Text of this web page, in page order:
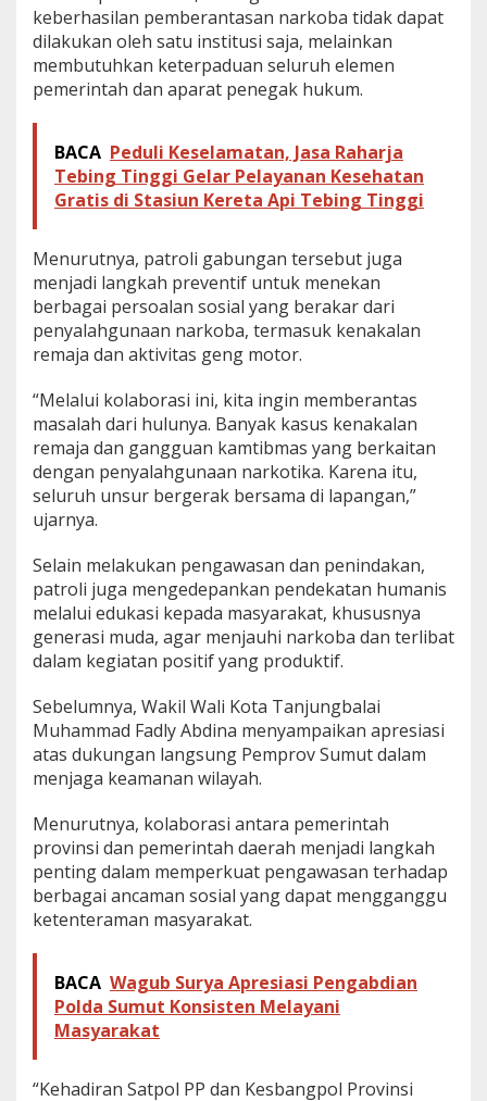
keberhasilan pemberantasan narkoba tidak dapat
dilakukan oleh satu institusi saja, melainkan
membutuhkan keterpaduan seluruh elemen
pemerintah dan aparat penegak hukum.
BACA Peduli Keselamatan, Jasa Raharja
Tebing Tinggi Gelar Pelayanan Kesehatan
Gratis di Stasiun Kereta Api Tebing Tinggi
Menurutnya, patroli gabungan tersebut juga
menjadi langkah preventif untuk menekan
berbagai persoalan sosial yang berakar dari
penyalahgunaan narkoba, termasuk kenakalan
remaja dan aktivitas geng motor.
“Melalui kolaborasi ini, kita ingin memberantas
masalah dari hulunya. Banyak kasus kenakalan
remaja dan gangguan kamtibmas yang berkaitan
dengan penyalahgunaan narkotika. Karena itu,
seluruh unsur bergerak bersama di lapangan,”
ujarnya.
Selain melakukan pengawasan dan penindakan,
patroli juga mengedepankan pendekatan humanis
melalui edukasi kepada masyarakat, khususnya
generasi muda, agar menjauhi narkoba dan terlibat
dalam kegiatan positif yang produktif.
Sebelumnya, Wakil Wali Kota Tanjungbalai
Muhammad Fadly Abdina menyampaikan apresiasi
atas dukungan langsung Pemprov Sumut dalam
menjaga keamanan wilayah.
Menurutnya, kolaborasi antara pemerintah
provinsi dan pemerintah daerah menjadi langkah
penting dalam memperkuat pengawasan terhadap
berbagai ancaman sosial yang dapat mengganggu
ketenteraman masyarakat.
BACA Wagub Surya Apresiasi Pengabdian
Polda Sumut Konsisten Melayani
Masyarakat
“Kehadiran Satpol PP dan Kesbangpol Provinsi